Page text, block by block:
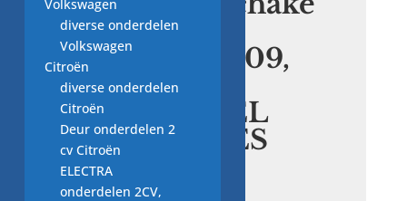
laar,
A0015456709,
Nieuw
ORIGINEEL
MERCEDES
BENZ
Volkswagen
diverse onderdelen
Volkswagen
Citroën
diverse onderdelen
Citroën
Deur onderdelen 2
cv Citroën
ELECTRA
onderdelen 2CV,